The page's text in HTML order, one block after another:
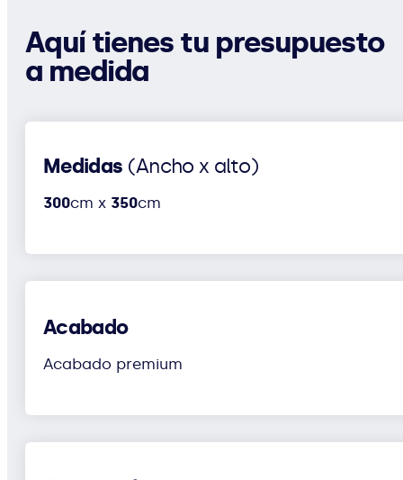
Aquí tienes tu presupuesto
a medida
Medidas (Ancho x alto)
300cm x 350cm
Acabado
Acabado premium